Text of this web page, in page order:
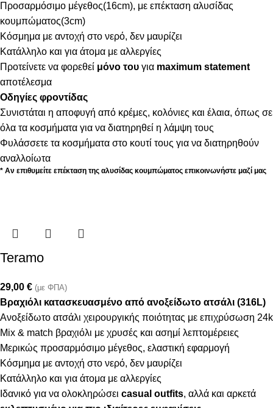
Προσαρμόσιμο μέγεθος(16cm), με επέκταση αλυσίδας
κουμπώματος(3cm)
Κόσμημα με αντοχή στο νερό, δεν μαυρίζει
Κατάλληλο και για άτομα με αλλεργίες
Προτείνετε να φορεθεί μόνο του για maximum statement
αποτέλεσμα
Οδηγίες φροντίδας
Συνιστάται η αποφυγή από κρέμες, κολόνιες και έλαια, όπως σε
όλα τα κοσμήματα για να διατηρηθεί η λάμψη τους
Φυλάσσετε τα κοσμήματα στο κουτί τους για να διατηρηθούν
αναλλοίωτα
* Αν επιθυμείτε επέκταση της αλυσίδας κουμπώματος επικοινωνήστε μαζί μας
Teramo
29,00 € (με ΦΠΑ)
Βραχιόλι κατασκευασμένο από ανοξείδωτο ατσάλι (316L)
Ανοξείδωτο ατσάλι χειρουργικής ποιότητας με επιχρύσωση 24k
Mix & match βραχιόλι με χρυσές και ασημί λεπτομέρειες
Μερικώς προσαρμόσιμο μέγεθος, ελαστική εφαρμογή
Κόσμημα με αντοχή στο νερό, δεν μαυρίζει
Κατάλληλο και για άτομα με αλλεργίες
Ιδανικό για να ολοκληρώσει casual outfits, αλλά και αρκετά